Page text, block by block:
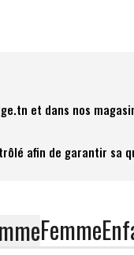
et dans nos
afin de garantir sa
Femme